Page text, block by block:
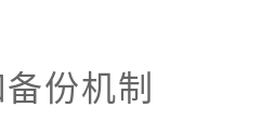
份机制